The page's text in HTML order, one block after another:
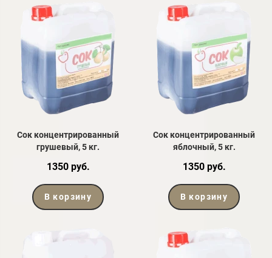
Сок концентрированный
грушевый, 5 кг.
1350 руб.
В корзину
Сок концентрированный
яблочный, 5 кг.
1350 руб.
В корзину